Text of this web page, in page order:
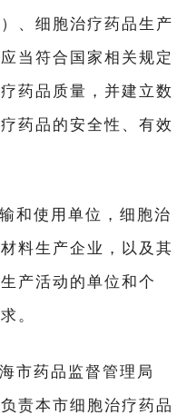
、细胞治疗药品生产
当符合国家相关规定
药品质量，并建立数
药品的安全性、有效
和使用单位，细胞治
料生产企业，以及其
产活动的单位和个
。
海市药品监督管理局
责本市细胞治疗药品